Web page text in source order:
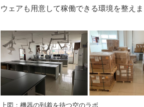
ウェアも用意して稼働できる環境を整え
上図：機器の到着を待つ空のラボ